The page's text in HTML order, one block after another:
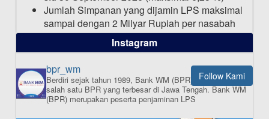
Jumlah Simpanan yang dijamin LPS maksimal
sampai dengan 2 Milyar Rupiah per nasabah
dalam satu bank
ISI APLIKASI SEKARANG
Instagram
Follow Kami
bpr_wm
Berdiri sejak tahun 1989, Bank WM (BPR) merupakan
salah satu BPR yang terbesar di Jawa Tengah.Bank WM
(BPR) merupakan peserta penjaminan LPS